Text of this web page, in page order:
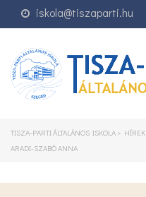
iskola@tiszaparti.hu
TISZA-PARTI ÁLTALÁNOS ISKOLA > HÍREK
ARADI-SZABÓ ANNA